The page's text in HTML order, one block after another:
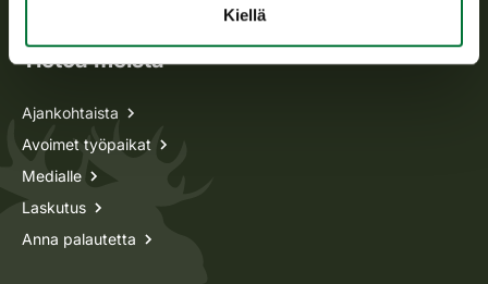
Kiellä
Tietoa meistä
Ajankohtaista
Avoimet työpaikat
Medialle
Laskutus
Anna palautetta